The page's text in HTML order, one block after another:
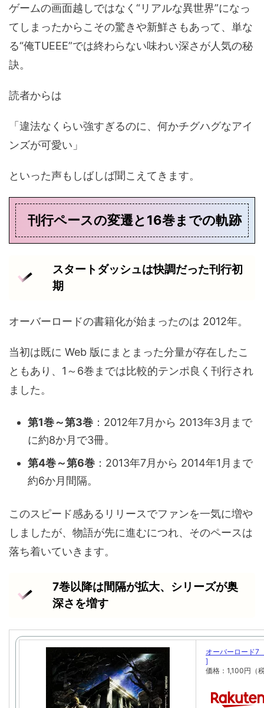
ゲームの画面越しではなく“リアルな異世界”になっ
てしまったからこその驚きや新鮮さもあって、単な
る“俺TUEEE”では終わらない味わい深さが人気の秘
訣。
読者からは
「違法なくらい強すぎるのに、何かチグハグなアイ
ンズが可愛い」
といった声もしばしば聞こえてきます。
刊行ペースの変遷と16巻までの軌跡
スタートダッシュは快調だった刊行初
期
オーバーロードの書籍化が始まったのは 2012年。
当初は既に Web 版にまとまった分量が存在したこ
ともあり、1～6巻までは比較的テンポ良く刊行され
ました。
第1巻～第3巻 ：2012年7月から 2013年3月まで
に約8か月で3冊。
第4巻～第6巻 ：2013年7月から 2014年1月まで
約6か月間隔。
このスピード感あるリリースでファンを一気に増や
しましたが、物語が先に進むにつれ、そのペースは
落ち着いていきます。
7巻以降は間隔が拡大、シリーズが奥
深さを増す
オーバーロード
]
価格：1,100円（